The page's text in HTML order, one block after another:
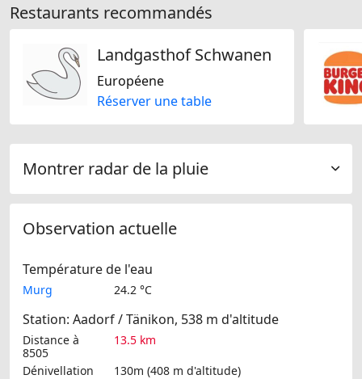
Restaurants recommandés
Landgasthof Schwanen
Européene
Réserver une table
Montrer radar de la pluie
Observation actuelle
Température de l'eau
Murg 24.2 °C
Station: Aadorf / Tänikon, 538 m d'altitude
Distance à
8505
13.5 km
Dénivellation
130m (408 m d'altitude)